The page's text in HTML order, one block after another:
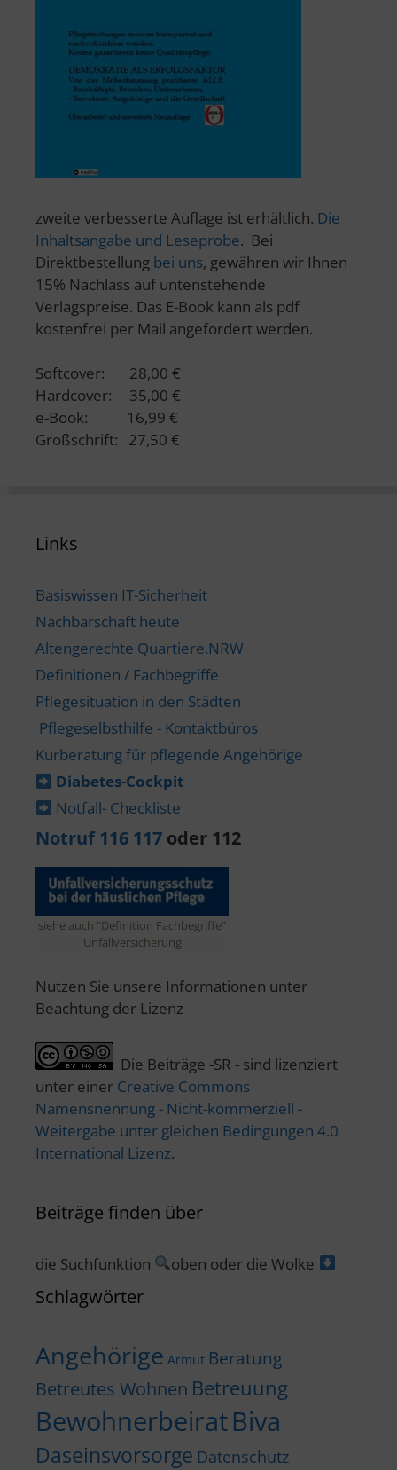
zweite verbesserte Auflage ist erhältlich. Die
Inhaltsangabe und Leseprobe. Bei
Direktbestellung bei uns, gewähren wir Ihnen
15% Nachlass auf untenstehende
Verlagspreise. Das E-Book kann als pdf
kostenfrei per Mail angefordert werden.
Softcover: 28,00 €
Hardcover: 35,00 €
e-Book: 16,99 €
Großschrift: 27,50 €
Links
Basiswissen IT-Sicherheit
Nachbarschaft heute
Altengerechte Quartiere.NRW
Definitionen / Fachbegriffe
Pflegesituation in den Städten
Pflegeselbsthilfe - Kontaktbüros
Kurberatung für pflegende Angehörige
Diabetes-​Cockpit
Notfall- Checkliste
Notruf 116 117 oder 112
siehe auch "Definition Fachbegriffe"
Unfallversicherung
Nutzen Sie unsere Informationen unter
Beachtung der Lizenz
Die Beiträge -SR - sind lizenziert
unter einer Creative Commons
Namensnennung - Nicht-kommerziell -
Weitergabe unter gleichen Bedingungen 4.0
International Lizenz.
Beiträge finden über
die Suchfunktion oben oder die Wolke
Schlagwörter
Angehörige Armut Beratung
Betreutes Wohnen Betreuung
BewohnerbeiratBiva
Daseinsvorsorge Datenschutz